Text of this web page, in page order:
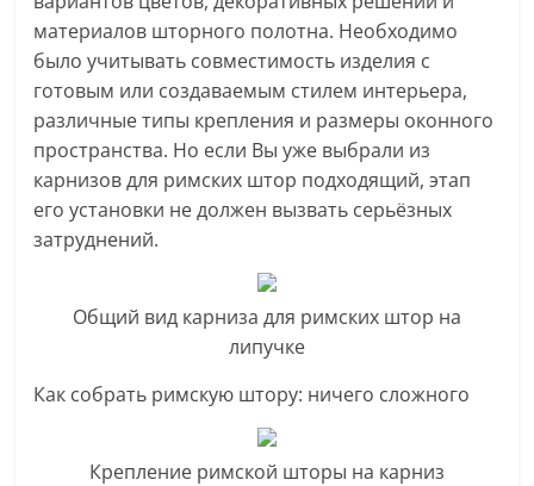
материалов шторного полотна. Необходимо
было учитывать совместимость изделия с
готовым или создаваемым стилем интерьера,
различные типы крепления и размеры оконного
пространства. Но если Вы уже выбрали из
карнизов для римских штор подходящий, этап
его установки не должен вызвать серьёзных
затруднений.
Общий вид карниза для римских штор на
липучке
Как собрать римскую штору: ничего сложного
Крепление римской шторы на карниз